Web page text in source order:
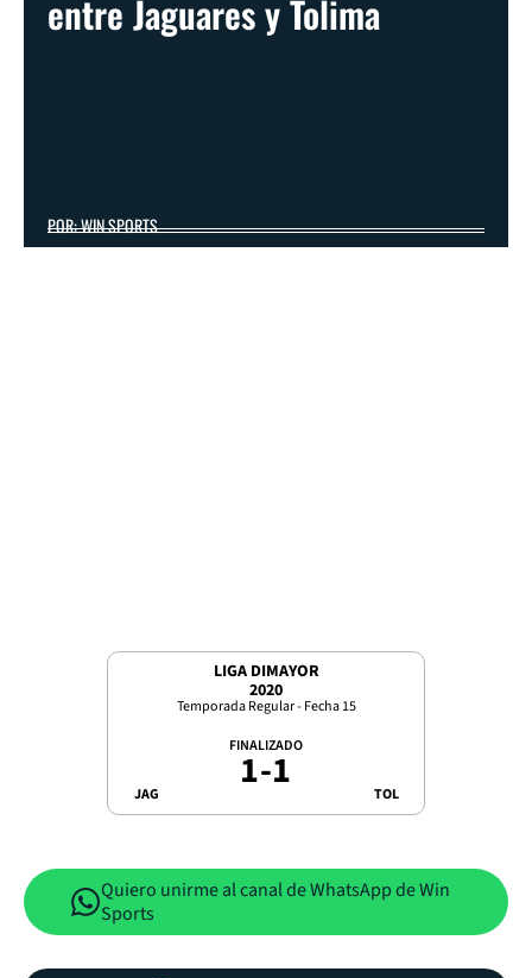
entre Jaguares y Tolima
POR: WIN SPORTS
LIGA DIMAYOR
2020
Temporada Regular - Fecha 15
JAG
FINALIZADO
1-1 TOL
Quiero unirme al canal de WhatsApp de Win
Sports